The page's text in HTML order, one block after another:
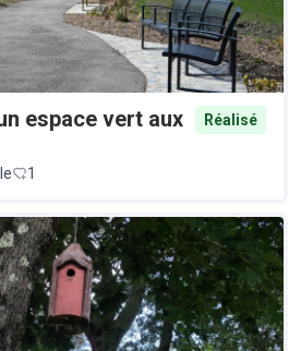
espace vert aux
Réalisé
1